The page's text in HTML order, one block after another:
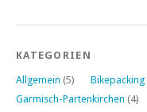
KATEGORIEN
Allgemein (5) Bikepacking
Garmisch-Partenkirchen (4)